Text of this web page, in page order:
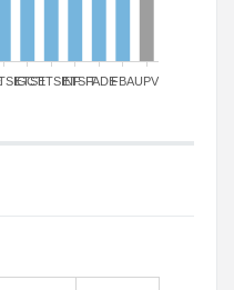
ETSIIETSINFETSITFADEFBAUPV